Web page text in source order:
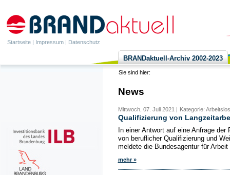
Startseite | Impressum | Datenschutz
BRANDaktuell-Archiv 2002-2023
Sie sind hier:
News
Mittwoch, 07. Juli 2021 | Kategorie:
Qualifizierung von
In einer Antwort auf eine Anfrage
von beruflicher Qualifizierung und
meldete die Bundesagentur für Arbeit
mehr »